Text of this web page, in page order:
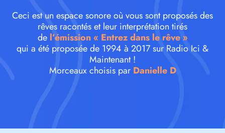
Ceci est un espace sonore où vous sont proposés des
rêves racontés et leur interprétation tirés
de l’émission « Entrez dans le rêve »
qui a été proposée de 1994 à 2017 sur Radio Ici &
Maintenant !
Morceaux choisis par Danielle D